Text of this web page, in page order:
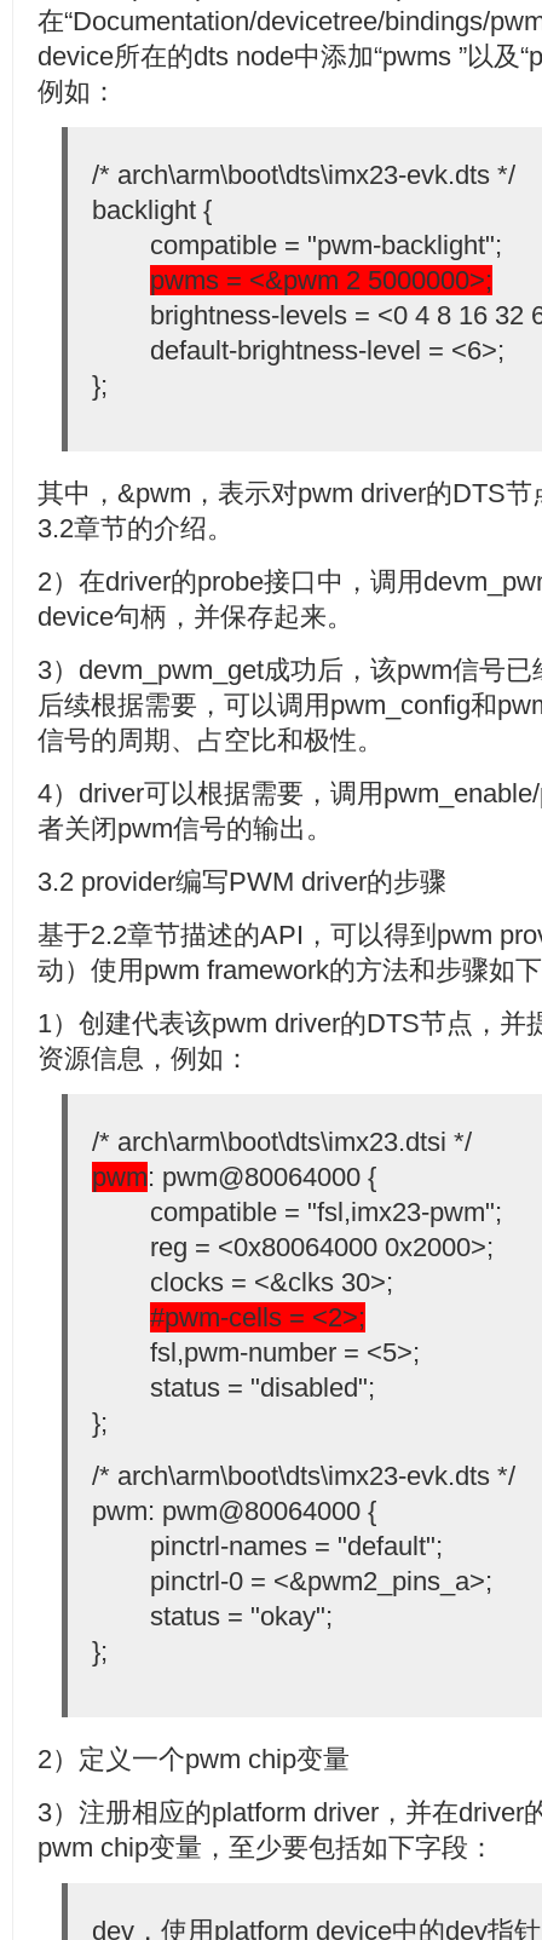
在“Documentation/devicetree/bindings/
device所在的dts node中添加“pwms ”以及
例如：
/* arch\arm\boot\dts\imx23-evk.dts */
backlight {
compatible = "pwm-backlight";
pwms = <&pwm 2 5000000>;
brightness-levels = <0 4 8 16 32
default-brightness-level = <6>;
};
其中，&pwm，表示对pwm driver的DTS
3.2章节的介绍。
2）在driver的probe接口中，调用
device句柄，并保存起来。
3）devm_pwm_get成功后，该pwm信号
后续根据需要，可以调用pwm_config和
信号的周期、占空比和极性。
4）driver可以根据需要，调用
者关闭pwm信号的输出。
3.2 provider编写PWM driver的步骤
基于2.2章节描述的API，可以得到pwm
动）使用pwm framework的方法和步骤如
1）创建代表该pwm driver的DTS节点，并
资源信息，例如：
/* arch\arm\boot\dts\imx23.dtsi */
pwm: pwm@80064000 {
compatible = "fsl,imx23-pwm";
reg = <0x80064000 0x2000>;
clocks = <&clks 30>;
#pwm-cells = <2>;
fsl,pwm-number = <5>;
status = "disabled";
};
/* arch\arm\boot\dts\imx23-evk.dts */
pwm: pwm@80064000 {
pinctrl-names = "default";
pinctrl-0 = <&pwm2_pins_a>;
status = "okay";
};
2）定义一个pwm chip变量
3）注册相应的platform driver，并在driver
pwm chip变量，至少要包括如下字段：
dev，使用platform device中的dev指